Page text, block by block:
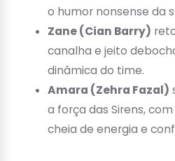
o humor nonsense da
Zane (Cian Barry)
canalha e jeito
dinâmica do time.
Amara (Zehra Fazal)
a força das Sirens,
cheia de energia e